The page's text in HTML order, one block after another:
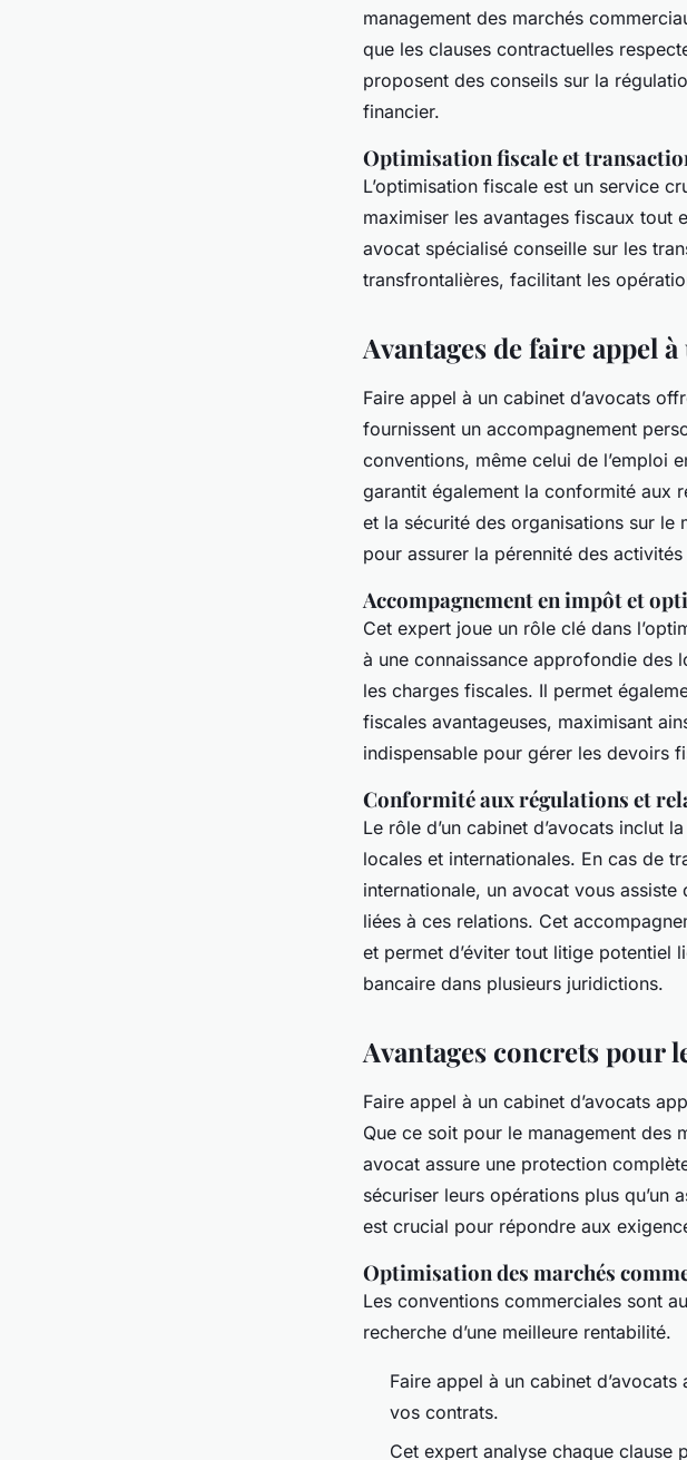
management des marchés
que les clauses contractuelles
proposent des conseils sur la
financier.
Optimisation fiscale et
L’optimisation fiscale est un service
maximiser les avantages fiscaux tout
avocat spécialisé conseille sur les
transfrontalières, facilitant les
Avantages de faire appel
Faire appel à un cabinet d’avocats
fournissent un accompagnement
conventions, même celui de l’emploi
garantit également la conformité aux
et la sécurité des organisations sur le
pour assurer la pérennité des
Accompagnement en impôt et
Cet expert joue un rôle clé dans
à une connaissance approfondie des
les charges fiscales. Il permet
fiscales avantageuses, maximisant
indispensable pour gérer les devoirs
Conformité aux régulations et
Le rôle d’un cabinet d’avocats inclut
locales et internationales. En cas de
internationale, un avocat vous
liées à ces relations. Cet
et permet d’éviter tout litige potentiel
bancaire dans plusieurs juridictions.
Avantages concrets pour
Faire appel à un cabinet d’avocats
Que ce soit pour le management des
avocat assure une protection
sécuriser leurs opérations plus qu’un
est crucial pour répondre aux
Optimisation des marchés
Les conventions commerciales sont
recherche d’une meilleure rentabilité.
Faire appel à un cabinet
vos contrats.
Cet expert analyse chaque clause